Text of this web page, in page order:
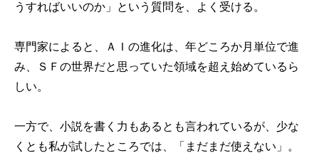
うすればいいのか」という質問を、よく受ける。
専門家によると、ＡＩの進化は、年どころか月単位で進
み、ＳＦの世界だと思っていた領域を超え始めているら
しい。
一方で、小説を書く力もあるとも言われているが、少な
くとも私が試したところでは、「まだまだ使えない」。